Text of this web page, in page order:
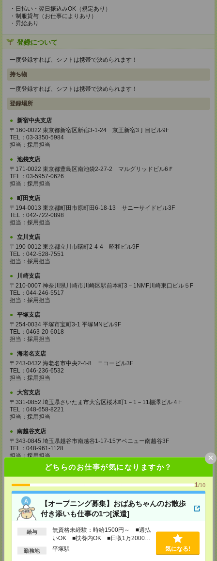
どちらのお仕事が気になりますか？
1/10
【オープニング募集】おばあちゃんのお散歩
付き添いも仕事の1つ[派遣]
給与
無資格未経験：時給1500円～ ■週払
いOK ■扶養内OK ■日収1万2000円
以上
勤務地 平塚駅 気になる!
×
・日払い・翌日振込みOK（規定あり）
・制服貸与（お仕事によりあり）
・昇給あり
登録について
一度登録すれば、シフトは携帯で決められます！
持ち物
一度登録すれば、シフトは携帯で決められます！
登録場所
新宿中央支店
〒160-0022 東京都新宿区新宿3-1-24 京王新宿3丁目ビル9F
TEL：03-3350-5984
担当：採用担当
池袋支店
〒171-0022 東京都豊島区南池袋2-27-2 マルグリッドビル6Ｆ
TEL：03-5957-0626
担当：採用担当
町田支店
〒194-0013 東京都町田市原町田6-18-13 サニーサイドビル3F
TEL：042-722-0898
担当：採用担当
立川支店
〒190-0012 東京都立川市曙町2-4-4 昭和ビル9F
TEL：042-528-7551
担当：採用担当
川崎支店
〒210-0007 神奈川県川崎市川崎区駅前本町3－1NMF川崎東口ビル５F
TEL：044-246-5517
担当：採用担当
平塚支店
〒254-0034 平塚市宝町3-1 平塚MNビル9F
TEL：0463-20-6018
担当：採用担当
海老名支店
〒243-0432 海老名市中央2-4-8 ニコービル3F
TEL：046-236-6532
担当：採用担当
大宮支店
〒331-0852 埼玉県さいたま市大宮区桜木町1－1－11棚澤ビル４F
TEL：048-658-8221
担当：採用担当
南越谷支店
〒343-0845 埼玉県越谷市南越谷1-17-15アベニュー南越谷3F
TEL：048-961-1128
担当：採用担当
TEL：0480-29-1764
担当：採用担当
春日部リクルートセンター
埼玉県春日部市粕壁東1丁目2―19 玄養ビル4Ｆ
TEL：048-731-8032
担当：採用担当
柏支店